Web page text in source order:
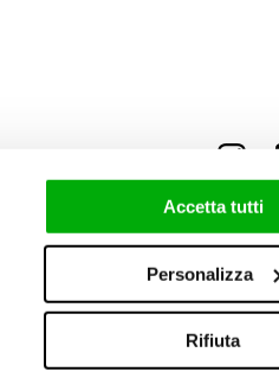
Accetta tutti
Personalizza
Rifiuta
Área reservada